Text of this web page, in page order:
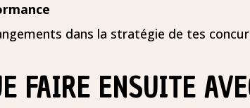
dans la stratégie de tes
FAIRE ENSUITE